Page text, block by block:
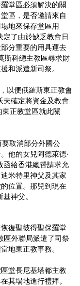
堂區必須解決的關
區，是否邀請來自
地來保存堂區用
定了由於缺乏教會日
分重要的用具運去
斯科總主教區尋求財
和派遣新司祭。
以便俄羅斯東正教會
夫確定將資金及教會
東正教堂區就此關
取消部分外國公
他的女兒阿德萊德·
函給香港總督請求允
米特里神父及其家
位置。那兒到現在
神父。
復聖彼得聖保羅堂
區外聯局派遣了司祭
地東正教事務。
堂長尼基塔都主教
其場地進行禮拜。